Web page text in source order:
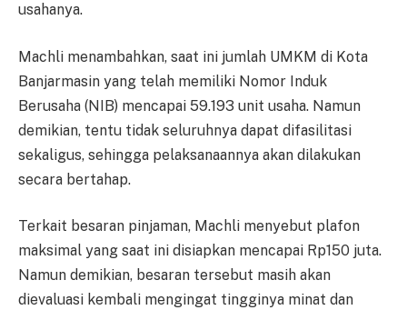
usahanya.
Machli menambahkan, saat ini jumlah UMKM di Kota
Banjarmasin yang telah memiliki Nomor Induk
Berusaha (NIB) mencapai 59.193 unit usaha. Namun
demikian, tentu tidak seluruhnya dapat difasilitasi
sekaligus, sehingga pelaksanaannya akan dilakukan
secara bertahap.
Terkait besaran pinjaman, Machli menyebut plafon
maksimal yang saat ini disiapkan mencapai Rp150 juta.
Namun demikian, besaran tersebut masih akan
dievaluasi kembali mengingat tingginya minat dan